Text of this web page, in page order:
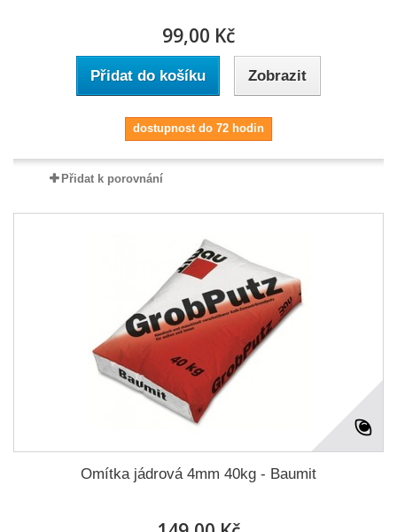
99,00 Kč
Přidat do košíku Zobrazit
dostupnost do 72 hodin
Přidat k porovnání
Omítka jádrová 4mm 40kg - Baumit